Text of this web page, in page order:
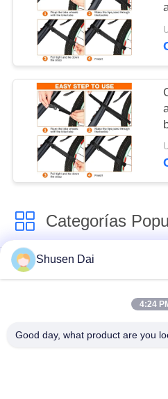
Categorías
gancho y cinta del
lazo
Gancho y cinta
Shusen Dai
4:24
Good day, what product are you